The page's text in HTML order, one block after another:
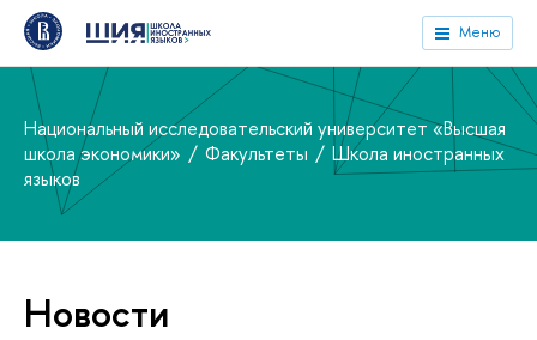
Меню
Национальный исследовательский университет «Высшая
школа экономики»
Факультеты
Школа иностранных
языков
Новости